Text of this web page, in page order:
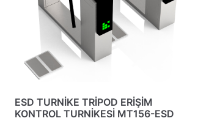
ESD TURNİKE TRİPOD ERİŞİM
KONTROL TURNİKESİ MT156-ESD